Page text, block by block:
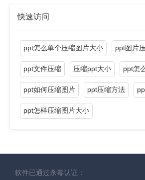
快速访问
ppt怎么单个压缩图片大小 ppt图片
ppt文件压缩 压缩ppt大小 ppt怎
ppt如何压缩图片 ppt压缩方法
ppt怎样压缩图片大小
软件已通过杀毒认证：